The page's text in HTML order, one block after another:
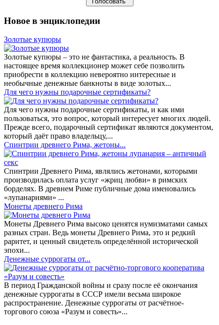
Новое в энциклопедии
Золотые купюры
Золотые купюры – это не фантастика, а реальность. В
настоящее время коллекционер может себе позволить
приобрести в коллекцию невероятно интересные и
необычные денежные банкноты в виде золотых...
​Для чего нужны подарочные сертификаты?
Для чего нужны подарочные сертификаты, и как ими
пользоваться, это вопрос, который интересует многих людей.
Прежде всего, подарочный сертификат являются документом,
который даёт право владельцу,...
Спинтрии древнего Рима, жетоны...
Спинтрии Древнего Рима, являлись жетонами, которыми
производилась оплата услуг «жриц любви» в римских
борделях. В древнем Риме публичные дома именовались
«лупанариями» ...
Монеты древнего Рима
Монеты Древнего Рима высоко ценятся нумизматами самых
разных стран. Ведь монеты Древнего Рима, это и редкий
раритет, и ценный свидетель определённой исторической
эпохи...
Денежные суррогаты от...
В период Гражданской войны и сразу после её окончания
денежные суррогаты в СССР имели весьма широкое
распространение. Денежные суррогаты от расчётное-
торгового союза «Разум и совесть»...